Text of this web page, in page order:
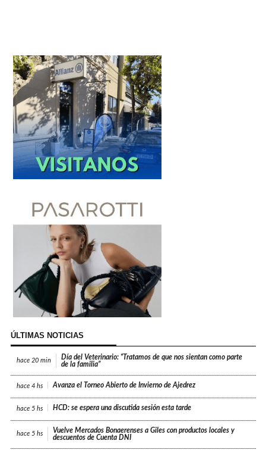
ÚLTIMAS NOTICIAS
hace 20 min
Día del Veterinario: “Tratamos de que nos sientan como parte
de la familia”
hace 4 hs Avanza el Torneo Abierto de Invierno de Ajedrez
hace 5 hs HCD: se espera una discutida sesión esta tarde
hace 5 hs
Vuelve Mercados Bonaerenses a Giles con productos locales y
descuentos de Cuenta DNI